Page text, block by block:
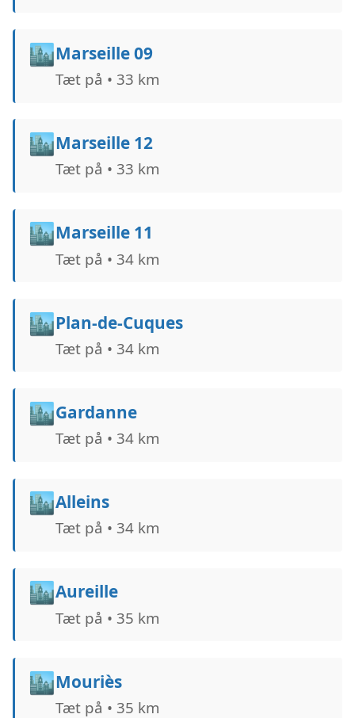
🏙️Marseille 09
Tæt på • 33 km
🏙️Marseille 12
Tæt på • 33 km
🏙️Marseille 11
Tæt på • 34 km
🏙️Plan-de-Cuques
Tæt på • 34 km
🏙️Gardanne
Tæt på • 34 km
🏙️Alleins
Tæt på • 34 km
🏙️Aureille
Tæt på • 35 km
🏙️Mouriès
Tæt på • 35 km